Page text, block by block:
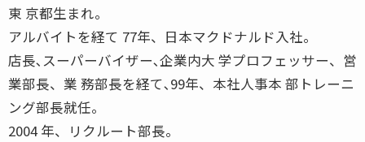
東 京都生まれ。
アルバイトを経て 77年、日本マクドナルド入社。
店長､スーパーバイザー､企業内大 学プロフェッサー、営
業部長、業 務部長を経て､99年、本社人事本 部トレーニ
ング部長就任。
2004 年、リクルート部長。